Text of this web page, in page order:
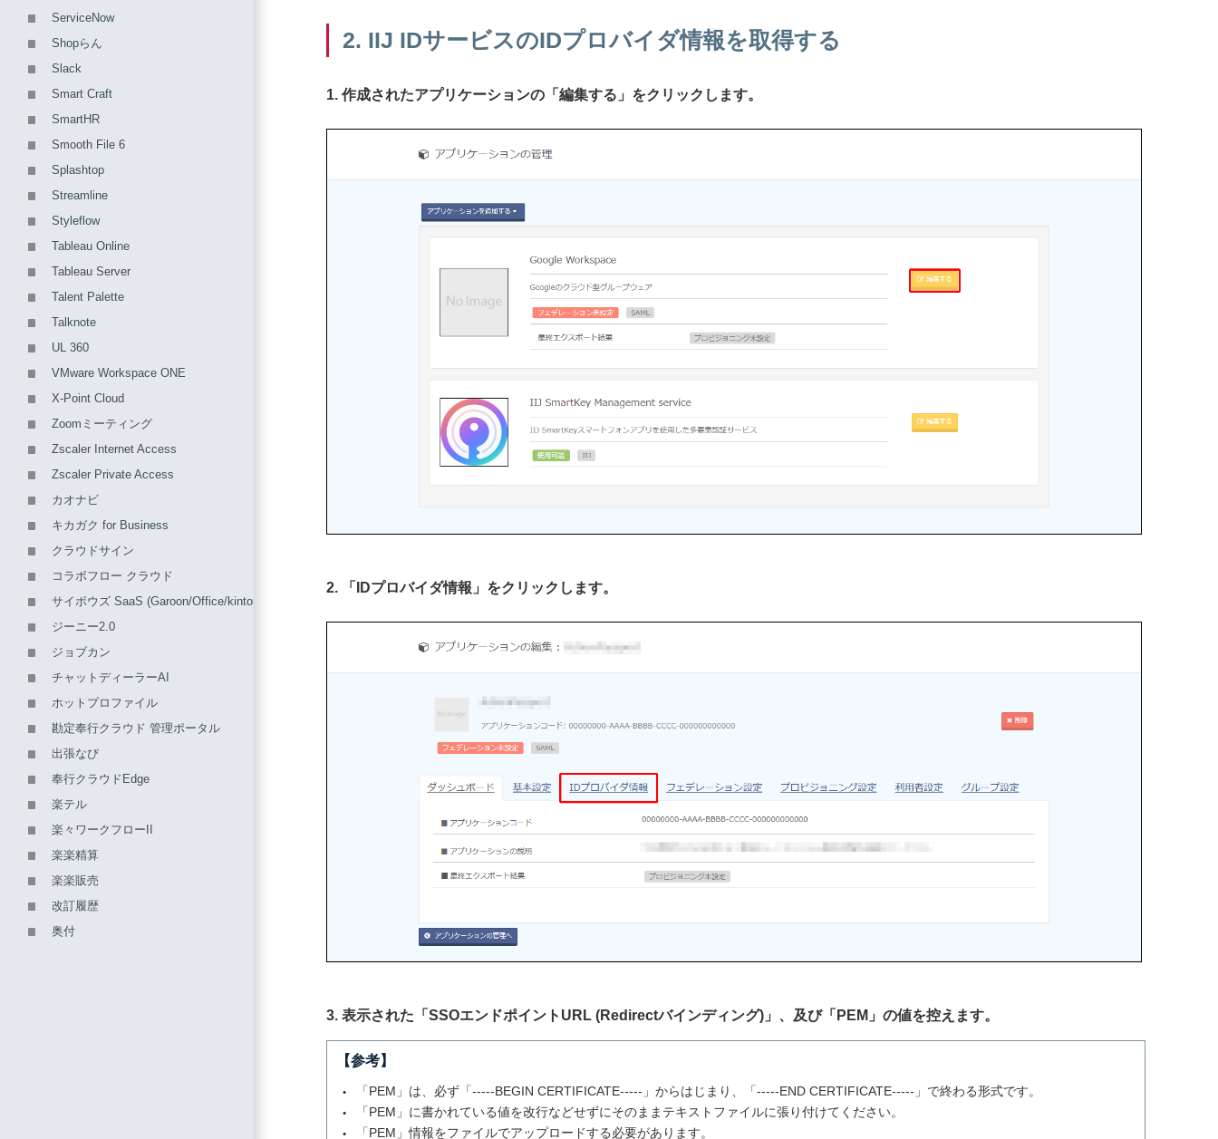
2. IIJ IDサービスのIDプロバイダ情報を取得する
1. 作成されたアプリケーションの「編集する」をクリックします。
2. 「IDプロバイダ情報」をクリックします。
3. 表示された「SSOエンドポイントURL (Redirectバインディング)」、及び「PEM」の値を控えます。
【参考】
「PEM」は、必ず「-----BEGIN CERTIFICATE-----」からはじまり、「-----END CERTIFICATE-----」で終わる形式です。
「PEM」に書かれている値を改行などせずにそのままテキストファイルに張り付けてください。
「PEM」情報をファイルでアップロードする必要があります。
ServiceNow
Shopらん
Slack
Smart Craft
SmartHR
Smooth File 6
Splashtop
Streamline
Styleflow
Tableau Online
Tableau Server
Talent Palette
Talknote
UL 360
VMware Workspace ONE
X-Point Cloud
Zoomミーティング
Zscaler Internet Access
Zscaler Private Access
カオナビ
キカガク for Business
クラウドサイン
コラボフロー クラウド
サイボウズ SaaS (Garoon/Office/kintone/メールワイズ)
ジーニー2.0
ジョブカン
チャットディーラーAI
ホットプロファイル
勘定奉行クラウド 管理ポータル
出張なび
奉行クラウドEdge
楽テル
楽々ワークフローII
楽楽精算
楽楽販売
改訂履歴
奥付